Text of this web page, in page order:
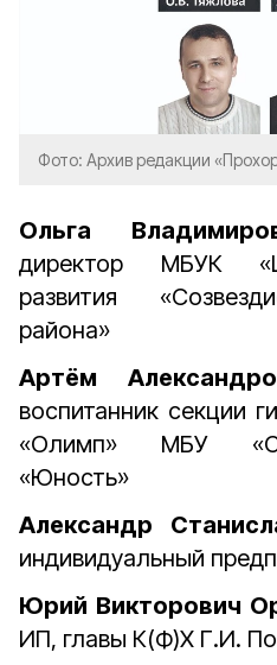
Фото: Архив редакции
Ольга
директор МБУК
развития
района»
Артём
воспитанник секции
«Олимп» МБУ
«Юность»
Александр
индивидуальный
Юрий Викторович
ИП, главы К(Ф)Х Г.И.